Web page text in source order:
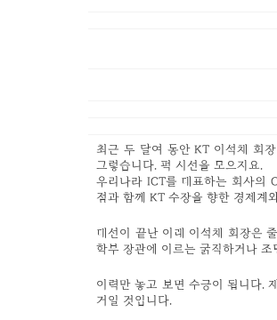
최근 두 달여 동안 KT 이석채 회
그렇습니다. 퍽 시선을 모으지요.
우리나라 ICT를 대표하는 회사의
점과 함께 KT 수장을 향한 경제계
대선이 끝난 이래 이석채 회장은
학부 장관에 이르는 굵직하거나
이력만 놓고 보면 수긍이 됩니다.
거일 것입니다.